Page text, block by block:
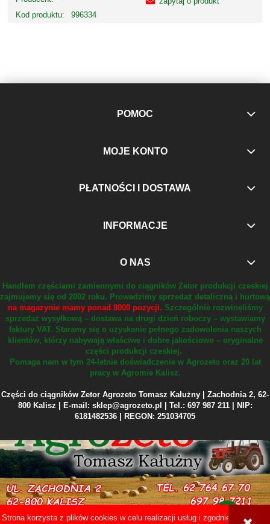
Strona korzysta z plików cookies w celu realizacji usług i zgodnie z
Kod produktu:
996334
POMOC
MOJE KONTO
PŁATNOŚCI I DOSTAWA
INFORMACJE
O NAS
Handlem częściami zamiennymi do ciągników Zetor produkcji czeskiej
zajmujemy się od 2002 roku. Prowadzimy sprzedaż detaliczną i hurtową
na magazynie mamy ponad 8000 pozycji. Szczególnie rozwinęliśmy
sprzedaż wysyłkową – dostawa na drugi dzień roboczy – wystawiamy
faktury VAT. Staramy się o uzyskanie pełnego zadowolenia naszych
klientów, którzy nabywają właściwe i dobre jakościowo – oryginalne
części produkcji czeskiej.
Pomaga nam w tym 24-letnie doświadczenie w Agrozeto oraz 20 lat
pracy w Agromie Kalisz.
Części do ciągników Zetor Agrozeto Tomasz Kałużny | Zachodnia 2, 62-
800 Kalisz | E-mail: sklep@agrozeto.pl | Tel.: 697 987 211 | NIP:
6181482536 | REGON: 251034705